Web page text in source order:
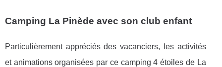
Camping La Pinède avec son club enfant
Particulièrement appréciés des vacanciers, les activités
et animations organisées par ce camping 4 étoiles de La